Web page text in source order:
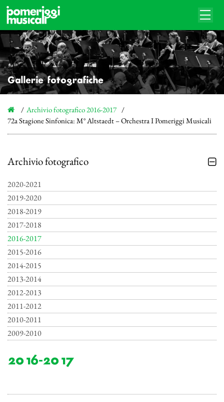
Gallerie fotografiche
Archivio fotografico 2016-2017
72a Stagione Sinfonica: M° Altstaedt – Orchestra I Pomeriggi Musicali
Archivio fotografico
2020-2021
2019-2020
2018-2019
2017-2018
2016-2017
2015-2016
2014-2015
2013-2014
2012-2013
2011-2012
2010-2011
2009-2010
2016-2017